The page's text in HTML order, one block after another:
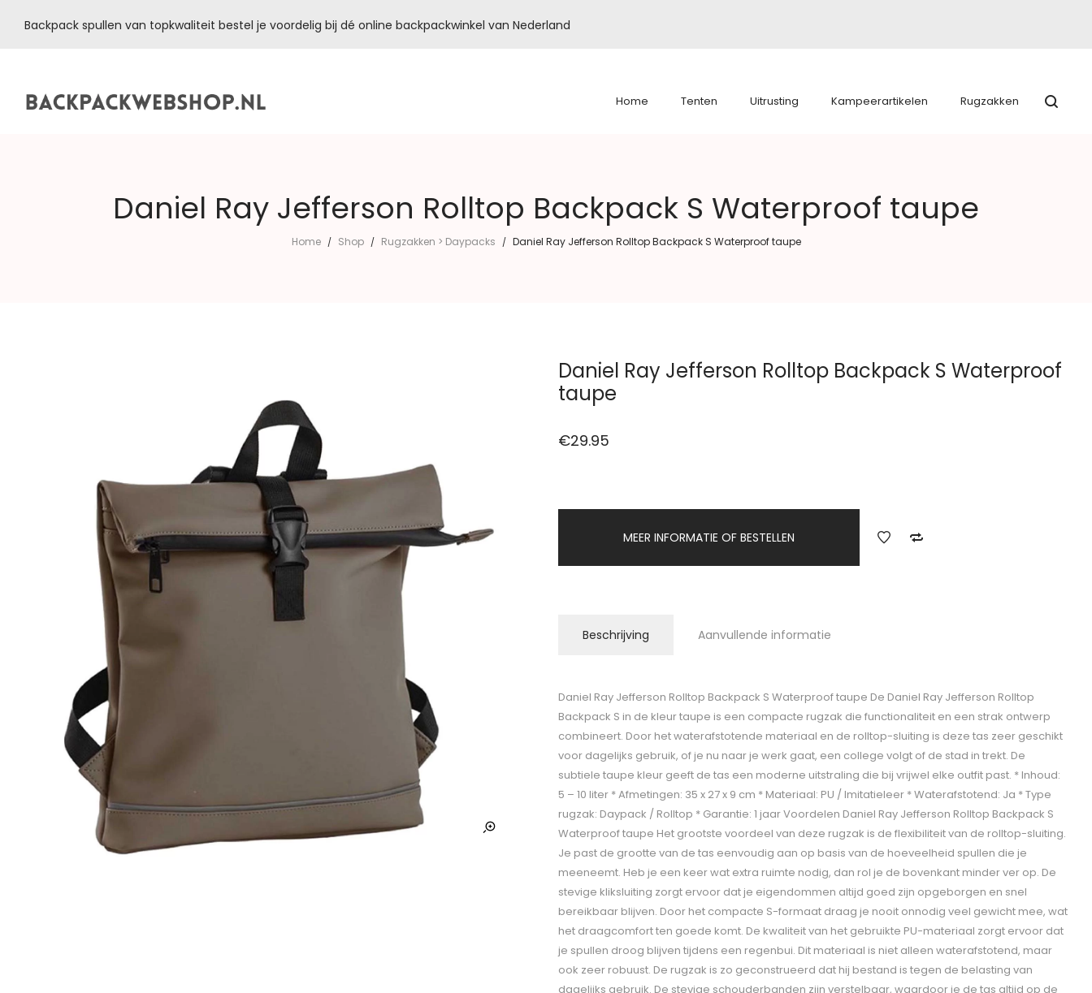
Backpack spullen van topkwaliteit bestel je voordelig bij dé online backpackwinkel van Nederland
Home Tenten Uitrusting Kampeerartikelen Rugzakken
Daniel Ray Jefferson Rolltop Backpack S Waterproof taupe
Home / Shop / Rugzakken > Daypacks / Daniel Ray Jefferson Rolltop Backpack S Waterproof taupe
Daniel Ray Jefferson Rolltop Backpack S Waterproof
taupe
€29.95
MEER INFORMATIE OF BESTELLEN
Beschrijving Aanvullende informatie
Daniel Ray Jefferson Rolltop Backpack S Waterproof taupe De Daniel Ray Jefferson Rolltop
Backpack S in de kleur taupe is een compacte rugzak die functionaliteit en een strak ontwerp
combineert. Door het waterafstotende materiaal en de rolltop-sluiting is deze tas zeer geschikt
voor dagelijks gebruik, of je nu naar je werk gaat, een college volgt of de stad in trekt. De
subtiele taupe kleur geeft de tas een moderne uitstraling die bij vrijwel elke outfit past. * Inhoud:
5 – 10 liter * Afmetingen: 35 x 27 x 9 cm * Materiaal: PU / Imitatieleer * Waterafstotend: Ja * Type
rugzak: Daypack / Rolltop * Garantie: 1 jaar Voordelen Daniel Ray Jefferson Rolltop Backpack S
Waterproof taupe Het grootste voordeel van deze rugzak is de flexibiliteit van de rolltop-sluiting.
Je past de grootte van de tas eenvoudig aan op basis van de hoeveelheid spullen die je
meeneemt. Heb je een keer wat extra ruimte nodig, dan rol je de bovenkant minder ver op. De
stevige kliksluiting zorgt ervoor dat je eigendommen altijd goed zijn opgeborgen en snel
bereikbaar blijven. Door het compacte S-formaat draag je nooit onnodig veel gewicht mee, wat
het draagcomfort ten goede komt. De kwaliteit van het gebruikte PU-materiaal zorgt ervoor dat
je spullen droog blijven tijdens een regenbui. Dit materiaal is niet alleen waterafstotend, maar
ook zeer robuust. De rugzak is zo geconstrueerd dat hij bestand is tegen de belasting van
dagelijks gebruik. De stevige schouderbanden zijn verstelbaar, waardoor je de tas altijd op de